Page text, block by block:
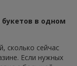
букетов в одном
сколько сейчас
Если нужных